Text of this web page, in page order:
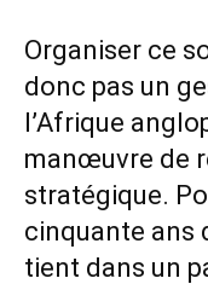
Organiser ce
donc pas un
l’Afrique
manœuvre de
stratégique.
cinquante ans
tient dans un